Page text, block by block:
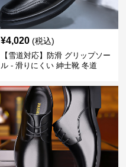
¥4,020 (税込)
【雪道対応】防滑 グリップソー
ル - 滑りにくい 紳士靴 冬道